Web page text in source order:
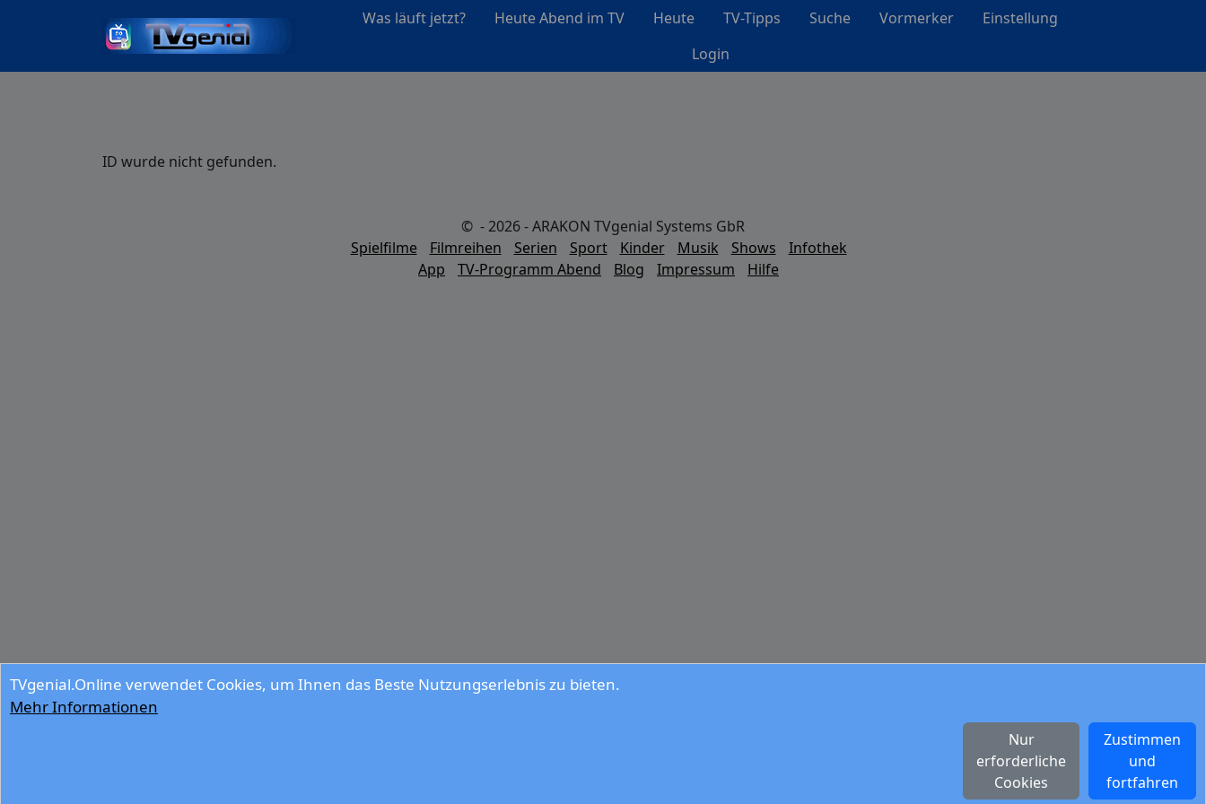
Was läuft jetzt? Heute Abend im TV Heute TV-Tipps Suche Vormerker
Einstellung
Login
TVgenial.Online verwendet Cookies, um Ihnen das Beste Nutzungserlebnis zu bieten.
Mehr Informationen
Zustimmen
und
fortfahren
Nur
erforderliche
Cookies
ID wurde nicht gefunden.
© - 2026 - ARAKON TVgenial Systems GbR
Spielfilme
Filmreihen Serien Sport Kinder Musik Shows
Infothek
App
TV-Programm Abend Blog Impressum Hilfe